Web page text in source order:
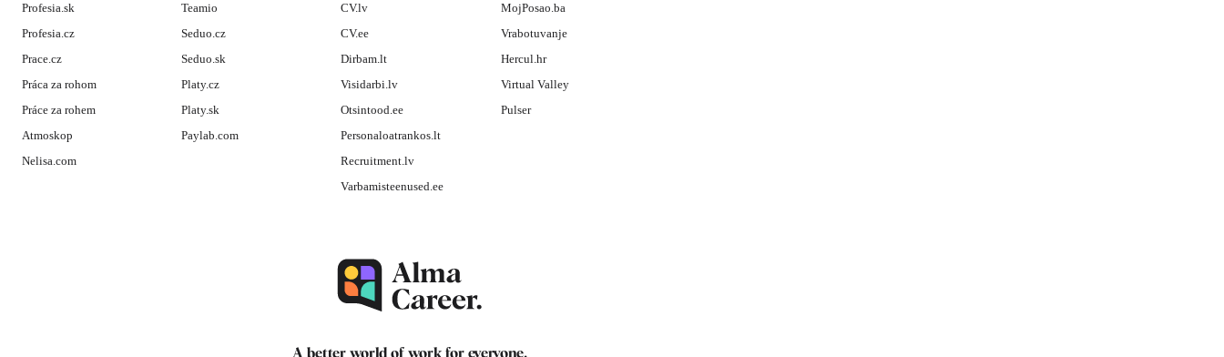
Profesia.sk
Profesia.cz
Prace.cz
Práca za rohom
Práce za rohem
Atmoskop
Nelisa.com
Teamio
Seduo.cz
Seduo.sk
Platy.cz
Platy.sk
Paylab.com
CV.lv
CV.ee
Dirbam.lt
Visidarbi.lv
Otsintood.ee
Personaloatrankos.lt
Recruitment.lv
Varbamisteenused.ee
MojPosao.ba
Vrabotuvanje
Hercul.hr
Virtual Valley
Pulser
A better world of work for everyone.